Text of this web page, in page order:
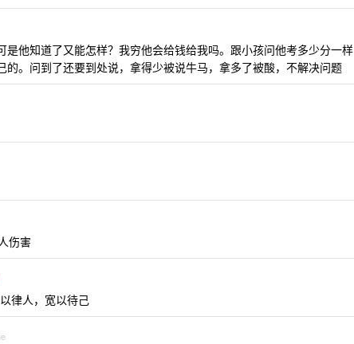
是他知道了又能怎样？我穷他会给钱给我吗。跟小孩问他考多少分一样
的。问到了还要到处说，拿得少被说牛马，拿多了被酸，不解决问题
伤害
律人，宽以待己